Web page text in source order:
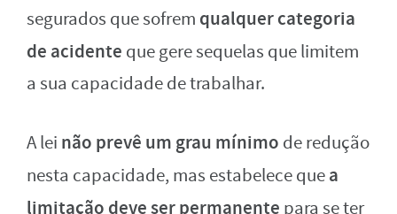
segurados que sofrem qualquer categoria
de acidente que gere sequelas que limitem
a sua capacidade de trabalhar.
A lei não prevê um grau mínimo de redução
nesta capacidade, mas estabelece quea
limitação deve ser permanente para se ter